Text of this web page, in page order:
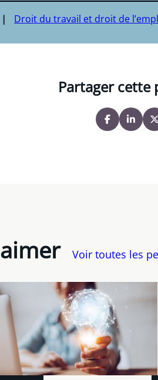
Droit du travail et droit de
Partager cette
Voir toutes les